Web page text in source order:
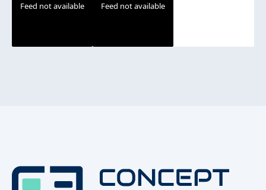
Feed not available Feed not available